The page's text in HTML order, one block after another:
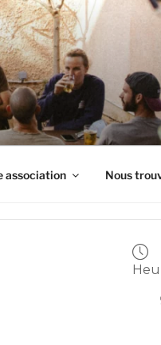
association Nous